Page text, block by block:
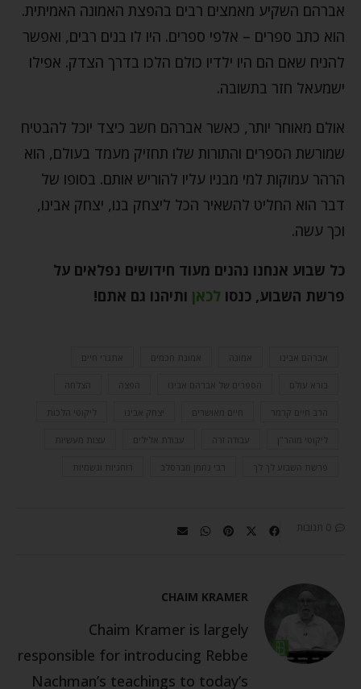
אברהם השקיע מאמצים רבים בהפצת האמונה האמיתית.
הוא כתב ספרים – אלפי ספרים. היו לו בנים רבים, ואפשר
להניח שאם הם היו ילדיו כולם הלכו בדרך הצדק. אפילו
ישמעאל חזר בתשובה.
אולם מאוחר יותר, כאשר אברהם חשב כיצד יוכל להבטיח
שמורשת הספרים והתורות שלו תחזיק מעמד בעולם, הוא
הרהר עמוקות למי מבניו עליו להוריש אותם. בסופו של
דבר הוא החליט להשאיר הכל ליצחק בנו, יצחק אבינו,
וכך עשה.
כל שבוע אנחנו נהנים מעוד חידושים נפלאים על
פרשת השבוע, כנסו לכאן ותיהנו גם אתם!
אברהם אבינו אמונת חכמים אתגרי חיים
בורא עולם הספרים של אברהם אבינו הצלחה
הרב חיים קרמר חיים מאושרים יצחק אבינו ליקוטי הלכות
ליקוטי מוהר"ן עבודה זרה עבודת אלילים עצות מעשיות
פרשת השבוע לך לך רבי נחמן מברסלב רוחניות וגשמיות
0 תגובות
CHAIM KRAMER
Chaim Kramer is largely
responsible for introducing Rebbe
Nachman’s teachings to today’s